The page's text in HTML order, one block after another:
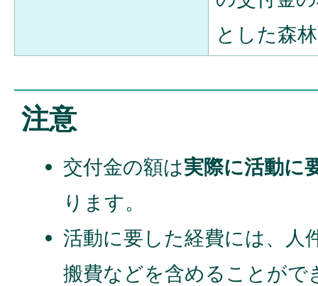
とした森
注意
交付金の額は実際に活動に
ります。
活動に要した経費には、人
搬費などを含めることがで